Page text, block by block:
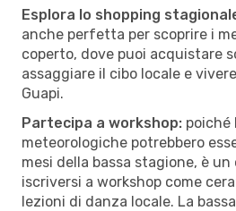
Esplora lo shopping
anche perfetta per scoprire i
coperto, dove puoi acquistare
assaggiare il cibo locale e
Guapi.
Partecipa a workshop: poiché
meteorologiche potrebbero
mesi della bassa stagione, è
iscriversi a workshop come
lezioni di danza locale. La